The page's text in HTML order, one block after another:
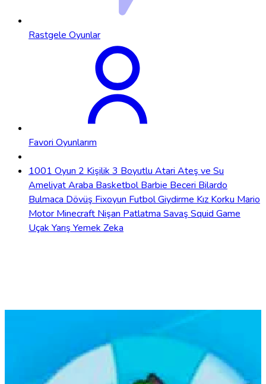
Rastgele Oyunlar
Favori Oyunlarım
1001 Oyun 2 Kişilik 3 Boyutlu Atari Ateş ve Su
AmeliyatAraba BasketbolBarbie Beceri Bilardo
Bulmaca Dövüş Fixoyun FutbolGiydirme Kız Korku Mario
Motor Minecraft Nişan Patlatma Savaş Squid Game
Uçak Yarış Yemek Zeka